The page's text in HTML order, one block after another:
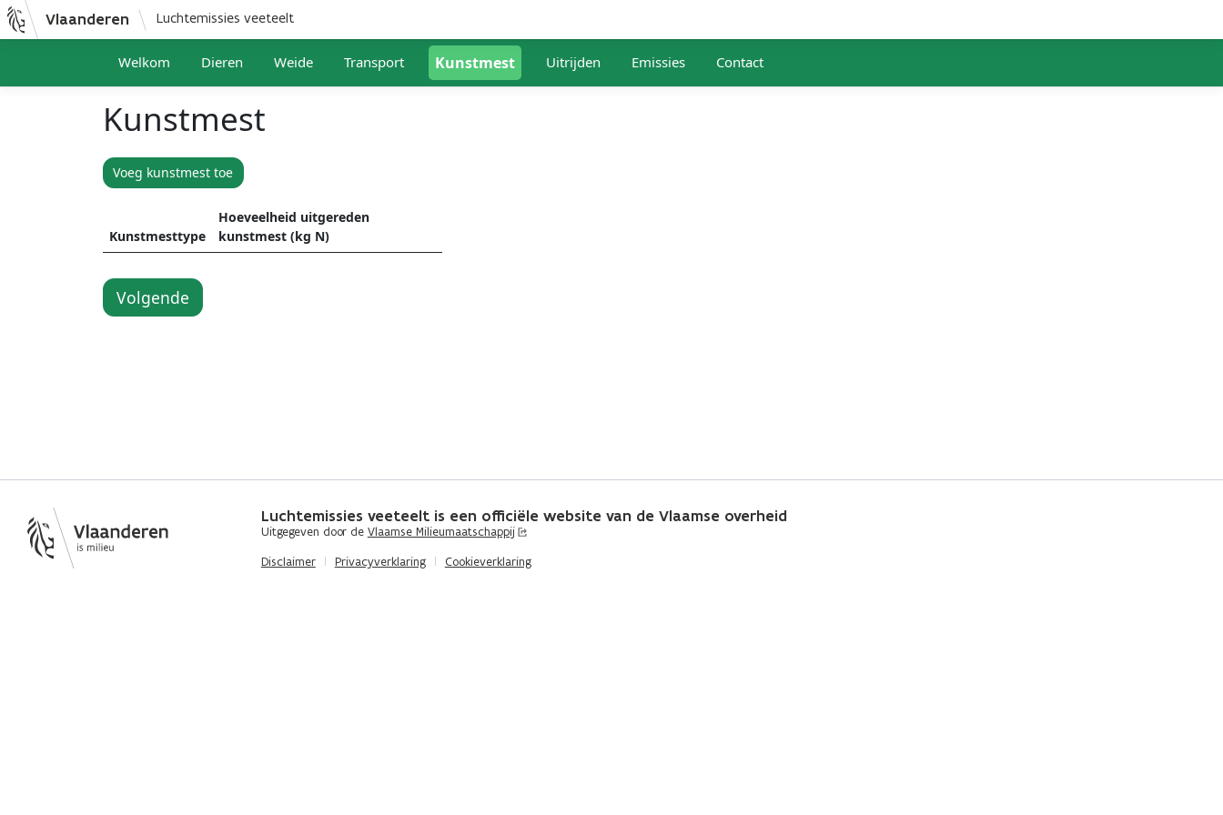
Vlaanderen Luchtemissies veeteelt
Welkom Dieren Weide Transport Kunstmest Uitrijden Emissies Contact
Kunstmest
Voeg kunstmest toe
Kunstmesttype
Hoeveelheid uitgereden
kunstmest (kg N)
Volgende
Luchtemissies veeteelt is een officiële website van de Vlaamse overheid
Uitgegeven door de Vlaamse Milieumaatschappij
Disclaimer
Privacyverklaring Cookieverklaring